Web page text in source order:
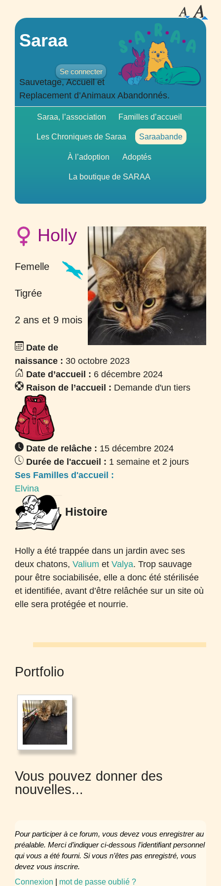
Saraa
Se connecter
Sauvetage, Accueil et
Replacement d’Animaux Abandonnés.
Saraa, l’association Familles d’accueil
Les Chroniques de Saraa Saraabande
À l’adoption Adoptés
La boutique de SARAA
Holly
Femelle
Tigrée
2 ans et 9 mois
Date de
naissance : 30 octobre 2023
Date d’accueil : 6 décembre 2024
Raison de l’accueil : Demande d'un tiers
Date de relâche : 15 décembre 2024
Durée de l'accueil : 1 semaine et 2 jours
Ses Familles d'accueil :
Elvina
Histoire
Holly a été trappée dans un jardin avec ses
deux chatons,Valium etValya. Trop sauvage
pour être sociabilisée, elle a donc été stérilisée
et identifiée, avant d’être relâchée sur un site où
elle sera protégée et nourrie.
Portfolio
Vous pouvez donner des
nouvelles...
Pour participer à ce forum, vous devez vous enregistrer au
préalable. Merci d’indiquer ci-dessous l’identifiant personnel
qui vous a été fourni. Si vous n’êtes pas enregistré, vous
devez vous inscrire.
Connexion | mot de passe oublié ?